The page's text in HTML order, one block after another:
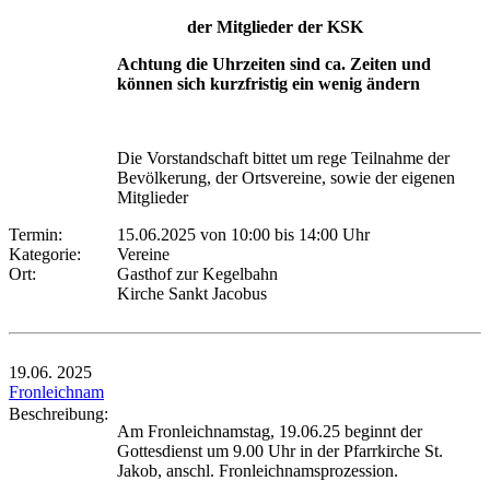
der Mitglieder der KSK
Achtung die Uhrzeiten sind ca. Zeiten und
können sich kurzfristig ein wenig ändern
Die Vorstandschaft bittet um rege Teilnahme der
Bevölkerung, der Ortsvereine, sowie der eigenen
Mitglieder
Termin:
15.06.2025 von 10:00 bis 14:00 Uhr
Kategorie:
Vereine
Ort:
Gasthof zur Kegelbahn
Kirche Sankt Jacobus
19.06. 2025
Fronleichnam
Beschreibung:
Am Fronleichnamstag, 19.06.25 beginnt der
Gottesdienst um 9.00 Uhr in der Pfarrkirche St.
Jakob, anschl. Fronleichnamsprozession.